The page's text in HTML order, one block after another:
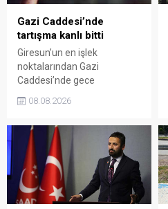
Gazi Caddesi’nde
tartışma kanlı bitti
Giresun’un en işlek
noktalarından Gazi
Caddesi’nde gece
kavgada A.E. ayağından
bölgede kısa süreli panik
yaşanırken polis geniş çaplı
soruşturma başlattı.
08.08.2026